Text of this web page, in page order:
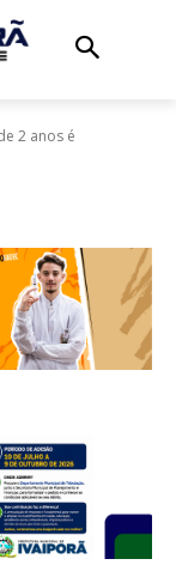
2 anos é